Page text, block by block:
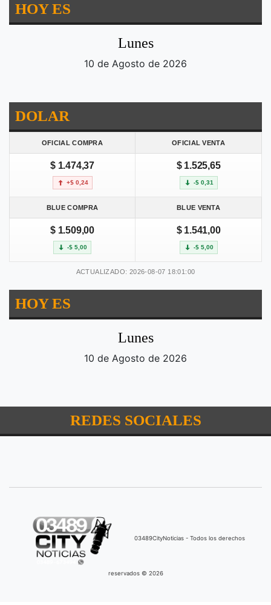
HOY ES
Lunes
10 de Agosto de 2026
DOLAR
OFICIAL COMPRA OFICIAL VENTA
$ 1.474,37
+$ 0,24
$ 1.525,65
-$ 0,31
BLUE COMPRA BLUE VENTA
$ 1.509,00
-$ 5,00
$ 1.541,00
-$ 5,00
ACTUALIZADO: 2026-08-07 18:01:00
HOY ES
Lunes
10 de Agosto de 2026
REDES SOCIALES
03489CityNoticias - Todos los derechos
reservados © 2026